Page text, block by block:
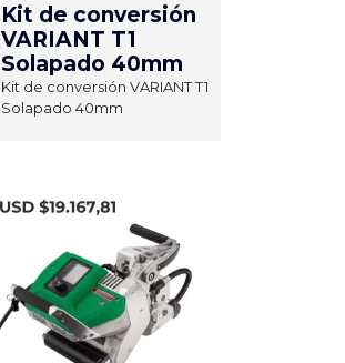
Kit de conversión
VARIANT T1
Solapado 40mm
Kit de conversión VARIANT T1
Solapado 40mm